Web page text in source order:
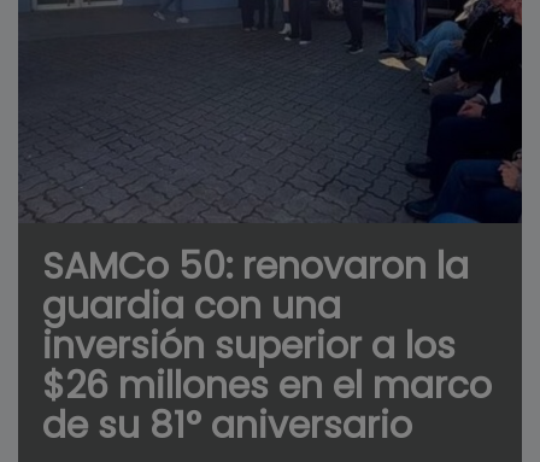
SAMCo 50: renovaron la
guardia con una
inversión superior a los
$26 millones en el marco
de su 81° aniversario